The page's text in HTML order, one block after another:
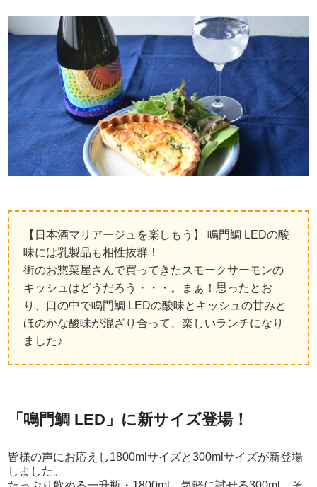
【日本酒マリアージュを楽しもう】 鳴門鯛 LEDの酸
味には乳製品も相性抜群！
街のお惣菜屋さんで買ってきたスモークサーモンの
キッシュはどうだろう・・・。まぁ！思ったとお
り、口の中で鳴門鯛 LEDの酸味とキッシュの甘みと
ほのかな酸味が混ざり合って、楽しいランチになり
ました♪
「鳴門鯛 LED」に新サイズ登場！
皆様の声にお応えし1800mlサイズと300mlサイズが新登場
しました。